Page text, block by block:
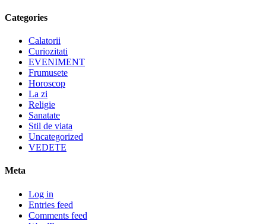
Categories
Calatorii
Curiozitati
EVENIMENT
Frumusete
Horoscop
La zi
Religie
Sanatate
Stil de viata
Uncategorized
VEDETE
Meta
Log in
Entries feed
Comments feed